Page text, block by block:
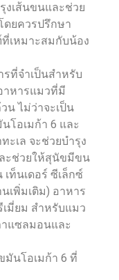
งเส้นขนและช่วย
ดยควรปรึกษา
เหมาะสมกับน้อง
ที่จำเป็นสำหรับ
าหารแมวที่มี
ไม่ว่าจะเป็น
โอเมก้า 6 และ
เล จะช่วยบำรุง
ะช่วยให้สุนัขมีขน
เท็นเดอร์ ซีเล็กซ์
เพิ่มเติม) อาหาร
เมี่ยม สำหรับแมว
แซลมอนและ
มันโอเมก้า 6 ที่